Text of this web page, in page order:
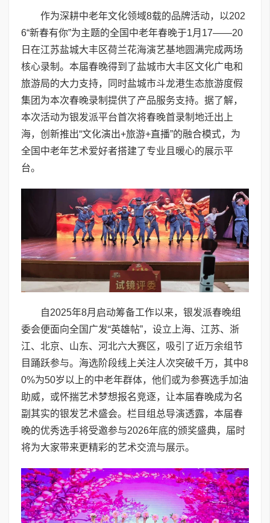
作为深耕中老年文化领域8载的品牌活动，以202
6“新春有你”为主题的全国中老年春晚于1月17——20
日在江苏盐城大丰区荷兰花海演艺基地圆满完成两场
核心录制。本届春晚得到了盐城市大丰区文化广电和
旅游局的大力支持，同时盐城市斗龙港生态旅游度假
集团为本次春晚录制提供了产品服务支持。据了解，
本次活动为银发派平台首次将春晚首录制地迁出上
海，创新推出“文化演出+旅游+直播”的融合模式，为
全国中老年艺术爱好者搭建了专业且暖心的展示平
台。
自2025年8月启动筹备工作以来，银发派春晚组
委会便面向全国广发“英雄帖”，设立上海、江苏、浙
江、北京、山东、河北六大赛区，吸引了近万余组节
目踊跃参与。海选阶段线上关注人次突破千万，其中8
0%为50岁以上的中老年群体，他们或为参赛选手加油
助威，或怀揣艺术梦想报名竞逐，让本届春晚成为名
副其实的银发艺术盛会。栏目组总导演透露，本届春
晚的优秀选手将受邀参与2026年底的颁奖盛典，届时
将为大家带来更精彩的艺术交流与展示。